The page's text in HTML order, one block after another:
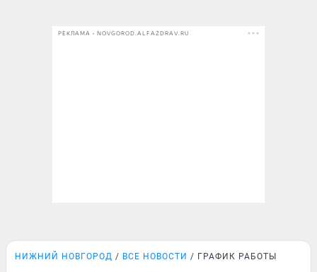
РЕКЛАМА • NOVGOROD.ALFAZDRAV.RU
НИЖНИЙ НОВГОРОД ВСЕ НОВОСТИ ГРАФИК РАБОТЫ